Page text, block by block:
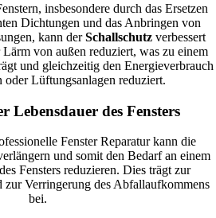
insbesondere durch das Ersetzen
Dichtungen und das Anbringen von
kann derSchallschutzverbessert
von außen reduziert, was zu einem
und gleichzeitig den Energieverbrauch
Lüftungsanlagen reduziert.
Lebensdauer des Fensters
Fenster Reparatur kann die
und somit den Bedarf an einem
Fensters reduzieren. Dies trägt zur
Verringerung des Abfallaufkommens
bei.